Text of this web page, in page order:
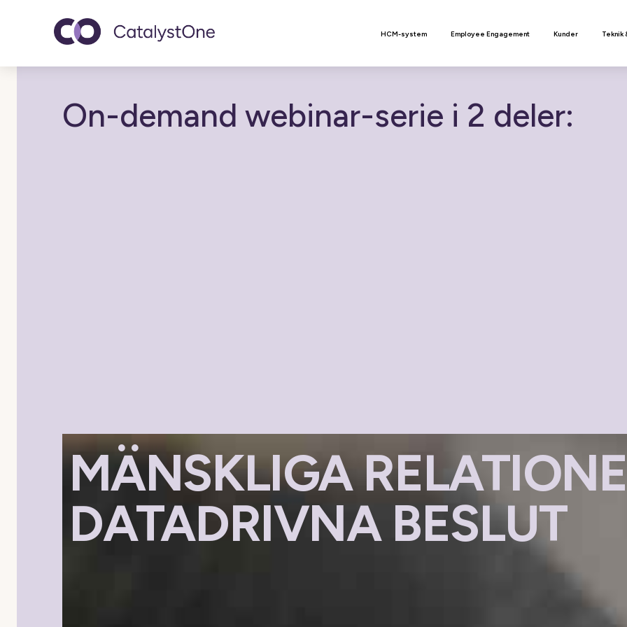
Toggle navigation HCM-system Employee Engagement Kunder Teknik
On-demand webinar-serie i 2 deler:
MÄNSKLIGA
DATADRIVNA BESLUT